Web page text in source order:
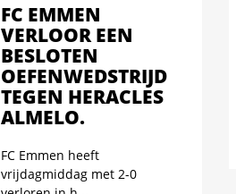
FC EMMEN
VERLOOR EEN
BESLOTEN
OEFENWEDSTRIJD
TEGEN HERACLES
ALMELO.
FC Emmen heeft
vrijdagmiddag met 2-0